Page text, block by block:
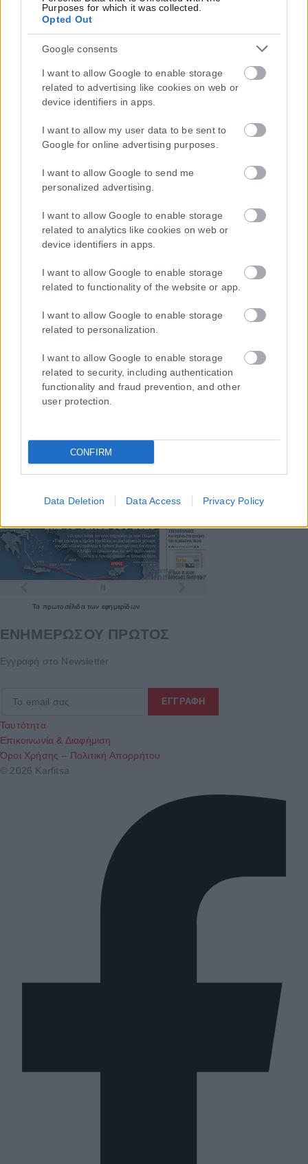
Purposes for which it was collected.
Opted Out
Google consents
I want to allow Google to enable storage
related to advertising like cookies on web or
device identifiers in apps.
I want to allow my user data to be sent to
Google for online advertising purposes.
I want to allow Google to send me
personalized advertising.
I want to allow Google to enable storage
related to analytics like cookies on web or
device identifiers in apps.
I want to allow Google to enable storage
related to functionality of the website or app.
I want to allow Google to enable storage
related to personalization.
I want to allow Google to enable storage
related to security, including authentication
functionality and fraud prevention, and other
user protection.
CONFIRM
Data Deletion Data Access Privacy Policy
Η εταιρεία με την επωνυμία “POLITICAL MEDIA GROUP A.E.” και κατ’
επέκταση η ιστοσελίδα που κατέχει αυτή “www.karfitsa.gr”
συμμορφώνονται με τη Σύσταση (ΕΕ) 2018/334 της Επιτροπής της
1ης Μαρτίου 2018 σχετικά με τα μέτρα για την αποτελεσματική
αντιμετώπιση του παράνομου περιεχομένου στο διαδίκτυο (L 63).
Μοναδικός αριθμός Μ.Η.Τ. 262048
Τα πρωτοσέλιδατων εφημερίδων
ΕΝΗΜΕΡΩΣΟΥ ΠΡΩΤΟΣ
Εγγραφή στο Newsletter
Ταυτότητα
Επικοινωνία & Διαφήμιση
Όροι Χρήσης – Πολιτική Απορρήτου
© 2026 Karfitsa